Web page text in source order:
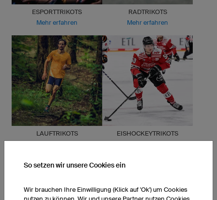
ESPORTTRIKOTS
Mehr erfahren
RADTRIKOTS
Mehr erfahren
LAUFTRIKOTS
EISHOCKEYTRIKOTS
So setzen wir unsere Cookies ein
Wir brauchen Ihre Einwilligung (Klick auf 'Ok') um Cookies
nutzen zu können. Wir und unsere Partner nutzen Cookies